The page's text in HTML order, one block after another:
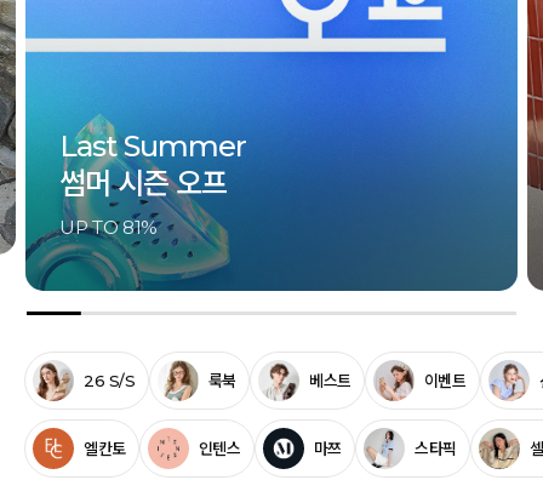
Last Summer
썸머 시즌 오프
UP TO 81%
26 S/S 룩북 베스트 이벤트
엘칸토 인텐스 마쯔 스타픽